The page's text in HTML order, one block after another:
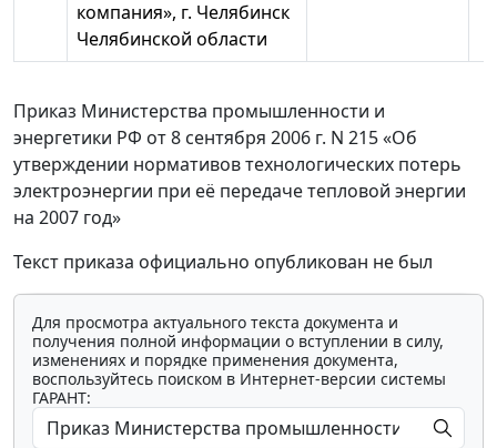
компания», г. Челябинск
Челябинской области
Приказ Министерства промышленности и
энергетики РФ от 8 сентября 2006 г. N 215 «Об
утверждении нормативов технологических потерь
электроэнергии при её передаче тепловой энергии
на 2007 год»
Текст приказа официально опубликован не был
Для просмотра актуального текста документа и
получения полной информации о вступлении в силу,
изменениях и порядке применения документа,
воспользуйтесь поиском в Интернет-версии системы
ГАРАНТ: